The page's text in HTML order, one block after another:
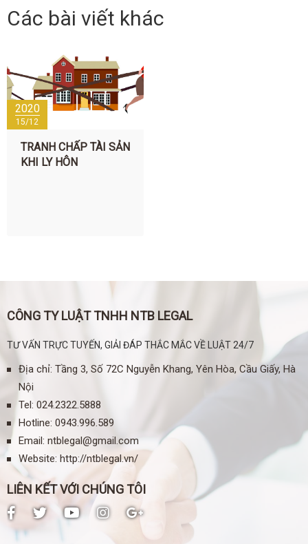
Các bài viết khác
2020
15/12
TRANH CHẤP TÀI SẢN
KHI LY HÔN
CÔNG TY LUẬT TNHH NTB LEGAL
TƯ VẤN TRỰC TUYẾN, GIẢI ĐÁP THẮC MẮC VỀ LUẬT 24/7
Địa chỉ: Tầng 3, Số 72C Nguyễn Khang, Yên Hòa, Cầu Giấy, Hà
Nội
Tel : 024.2322.5888
Hotline: 0943.996.589
Email: ntblegal@gmail.com
Website: http://ntblegal.vn/
LIÊN KẾT VỚI CHÚNG TÔI